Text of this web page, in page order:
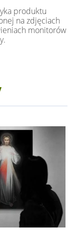
produktu
na zdjęciach
monitorów